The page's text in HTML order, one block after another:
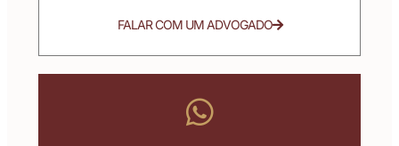
FALAR COM UM ADVOGADO